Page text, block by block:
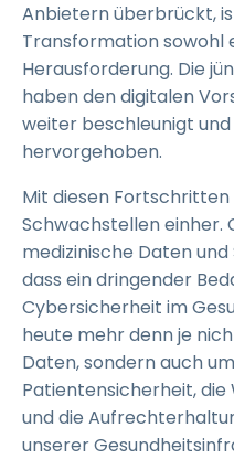
Anbietern überbrückt,
Transformation sowohl
Herausforderung. Die
haben den digitalen
weiter beschleunigt
hervorgehoben.
Mit diesen
Schwachstellen einher.
medizinische Daten
dass ein dringender
Cybersicherheit im
heute mehr denn je
Daten, sondern auch
Patientensicherheit,
und die
unserer